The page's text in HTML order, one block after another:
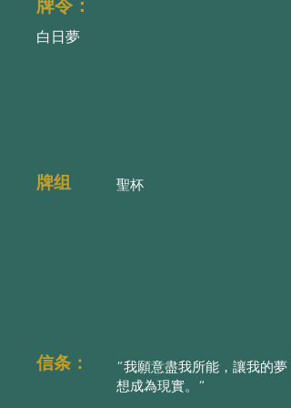
牌令：
白日夢
牌组 聖杯
信条：
”我願意盡我所能，讓我的夢
想成為現實。“